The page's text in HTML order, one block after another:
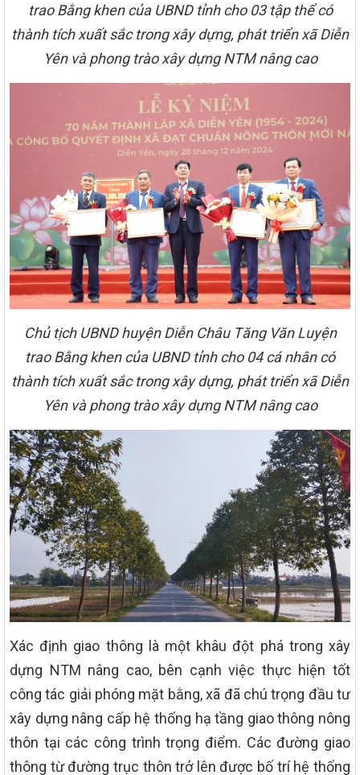
trao Bằng khen của UBND tỉnh cho 03 tập thể có
thành tích xuất sắc trong xây dựng, phát triển xã Diễn
Yên và phong trào xây dựng NTM nâng cao
Chủ tịch UBND huyện Diễn Châu Tăng Văn Luyện
trao Bằng khen của UBND tỉnh cho 04 cá nhân có
thành tích xuất sắc trong xây dựng, phát triển xã Diễn
Yên và phong trào xây dựng NTM nâng cao
Xác định giao thông là một khâu đột phá trong xây
dựng NTM nâng cao, bên cạnh việc thực hiện tốt
công tác giải phóng mặt bằng, xã đã chú trọng đầu tư
xây dựng nâng cấp hệ thống hạ tầng giao thông nông
thôn tại các công trình trọng điểm. Các đường giao
thông từ đường trục thôn trở lên được bố trí hệ thống